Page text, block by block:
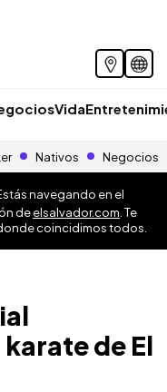
Vida
Nativos Negocios
navegando en el
deelsalvador.com . Te
coincidimos todos.
de El